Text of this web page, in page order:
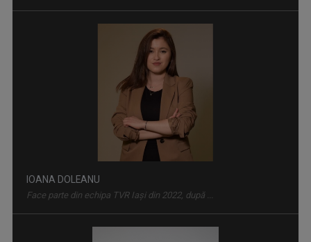
INVITAȚIE LA SPECTACOL
Spectacole de teatru, operă, balet, muzică ...
RALUCA AFTENE
Realizator de emisiuni şi prezentator la TVR ...